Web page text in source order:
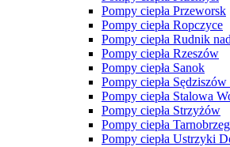
Pompy ciepła Przeworsk
Pompy ciepła Ropczyce
Pompy ciepła Rudnik
Pompy ciepła Rzeszów
Pompy ciepła Sanok
Pompy ciepła
Pompy ciepła Stalowa
Pompy ciepła Strzyżów
Pompy ciepła Tarnobrzeg
Pompy ciepła Ustrzyki